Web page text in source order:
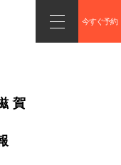
今すぐ予約
賀